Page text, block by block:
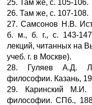
25. Там же, с. 105-106.
26. Там же, с. 107-108.
27. Самсонов Н.В.
б. м., б. г., с. 143-
лекций, читанных на
учеб. г. в Москве).
28. Гуляев А.Д.
философии. Казань,
29. Каринский М.И.
философии. СПб.,